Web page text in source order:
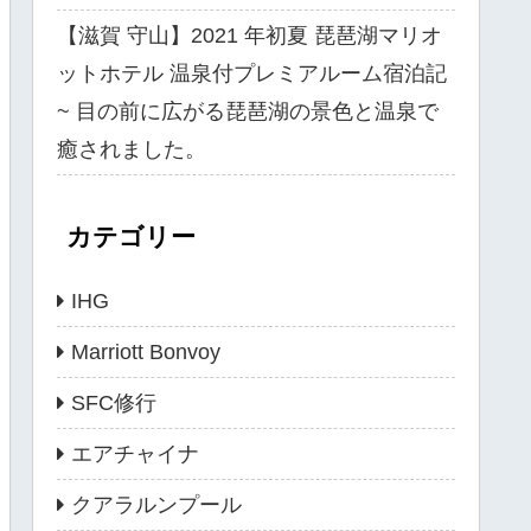
【滋賀 守山】2021 年初夏 琵琶湖マリオ
ットホテル 温泉付プレミアルーム宿泊記
~ 目の前に広がる琵琶湖の景色と温泉で
癒されました。
カテゴリー
IHG
Marriott Bonvoy
SFC修行
エアチャイナ
クアラルンプール